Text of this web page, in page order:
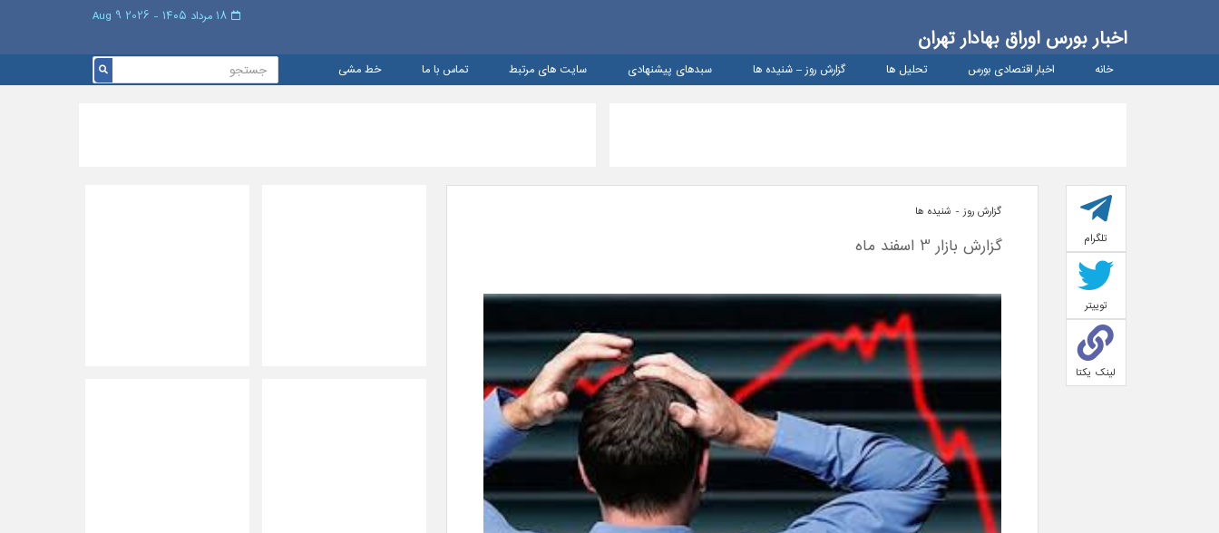
اخبار بورس اوراق بهادار تهران
خانه اخبار اقتصادی بورس تحلیل ها گزارش روز – شنيده ها سبدهای پیشنهادی سایت های مرتبط تماس با ما خط مشی
تلگرام
توییتر
لینک یکتا
گزارش روز - شنيده ها
گزارش بازار 3 اسفند ماه